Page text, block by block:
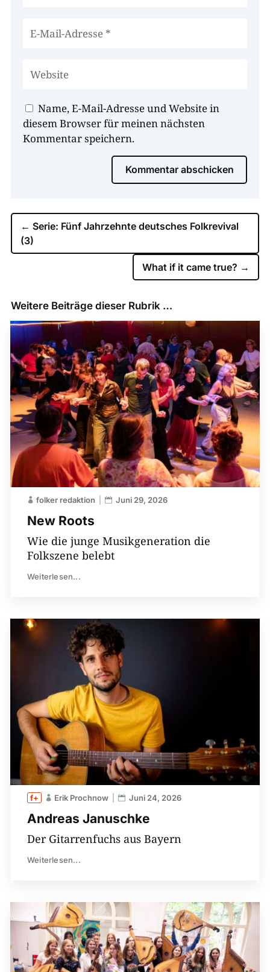
Name, E-Mail-Adresse und Website in
diesem Browser für meinen nächsten
Kommentar speichern.
Kommentar abschicken
← Serie: Fünf Jahrzehnte deutsches Folkrevival
(3)
What if it came true? →
Weitere Beiträge dieser Rubrik …
New Roots
folker redaktion Juni 29, 2026
Wie die junge Musikgeneration die
Folkszene belebt
Weiterlesen...
Andreas Januschke
Erik Prochnow Juni 24, 2026
Der Gitarrenfuchs aus Bayern
Weiterlesen...